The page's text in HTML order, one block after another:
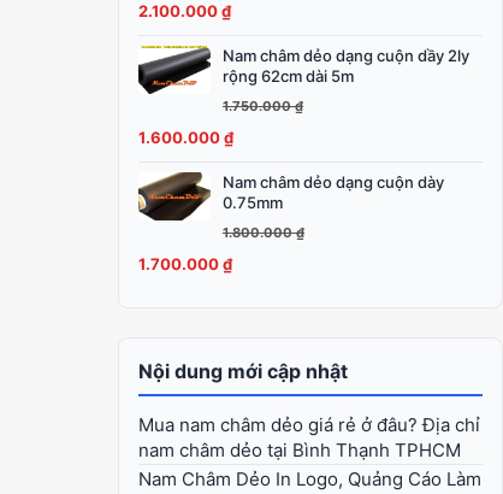
2.250.000 ₫.
2.100.000₫
là:
2.100.000 ₫.Nam châm dẻo dạng cuộn dầy 2ly
rộng 62cm dài 5m
1.750.000₫
Giá
gốc
1.750.000 ₫.
1.600.000₫
Giá
hiện
là:
1.600.000 ₫.Nam châm dẻo dạng cuộn dày
0.75mm
1.800.000₫
Giá
gốc
1.800.000 ₫.
1.700.000₫
Giá
hiện
là:
Nội dung mới cập nhật
Mua nam châm dẻo giá rẻ ở đâu? Địa chỉ
nam châm dẻo tại Bình Thạnh TPHCM
Nam Châm Dẻo In Logo, Quảng Cáo Làm